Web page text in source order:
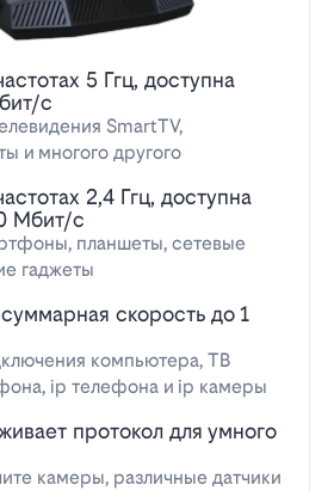
5 Ггц, доступна
с
SmartTV,
и многого другого
2,4 Ггц, доступна
Мбит/с
планшеты, сетевые
гаджеты
скорость до 1
компьютера, ТВ
ip телефона и ip камеры
протокол для умного
камеры, различные датчики